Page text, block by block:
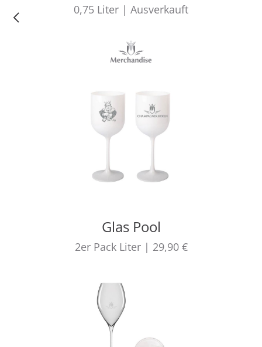
0,75 Liter | Ausverkauft
Glas Pool
2er Pack Liter | 29,90 €